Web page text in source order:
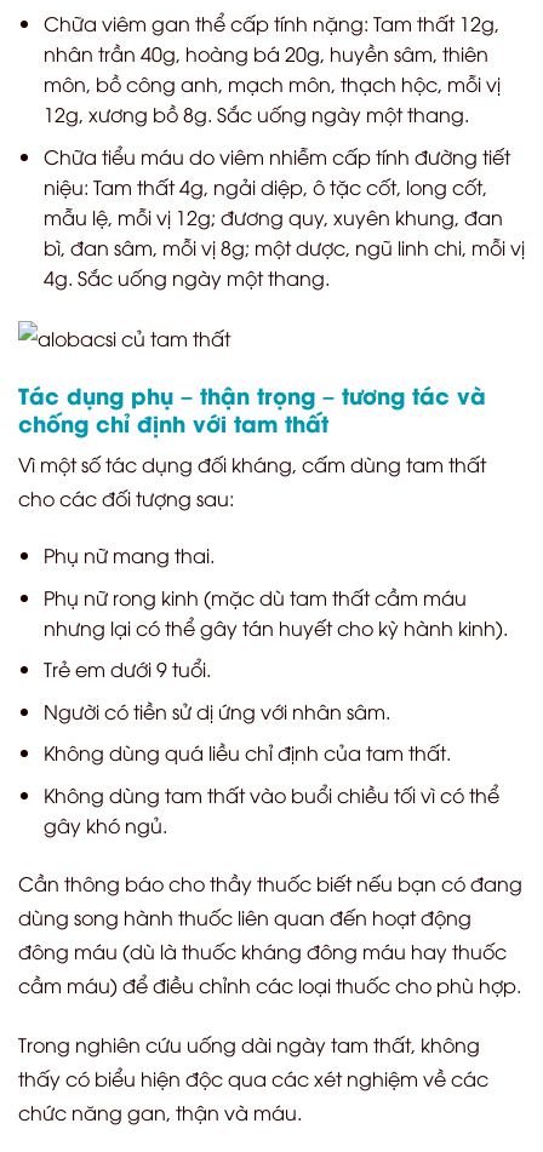
Chữa viêm gan thể cấp tính nặng: Tam thất 12g,
nhân trần 40g, hoàng bá 20g, huyền sâm, thiên
môn, bồ công anh, mạch môn, thạch hộc, mỗi vị
12g, xương bồ 8g. Sắc uống ngày một thang.
Chữa tiểu máu do viêm nhiễm cấp tính đường tiết
niệu: Tam thất 4g, ngải diệp, ô tặc cốt, long cốt,
mẫu lệ, mỗi vị 12g; đương quy, xuyên khung, đan
bì, đan sâm, mỗi vị 8g; một dược, ngũ linh chi, mỗi vị
4g. Sắc uống ngày một thang.
Tác dụng phụ – thận trọng – tương tác và
chống chỉ định với tam thất
Vì một số tác dụng đối kháng, cấm dùng tam thất
cho các đối tượng sau:
Phụ nữ mang thai.
Phụ nữ rong kinh (mặc dù tam thất cầm máu
nhưng lại có thể gây tán huyết cho kỳ hành kinh).
Trẻ em dưới 9 tuổi.
Người có tiền sử dị ứng với nhân sâm.
Không dùng quá liều chỉ định của tam thất.
Không dùng tam thất vào buổi chiều tối vì có thể
gây khó ngủ.
Cần thông báo cho thầy thuốc biết nếu bạn có đang
dùng song hành thuốc liên quan đến hoạt động
đông máu (dù là thuốc kháng đông máu hay thuốc
cầm máu) để điều chỉnh các loại thuốc cho phù hợp.
Trong nghiên cứu uống dài ngày tam thất, không
thấy có biểu hiện độc qua các xét nghiệm về các
chức năng gan, thận và máu.